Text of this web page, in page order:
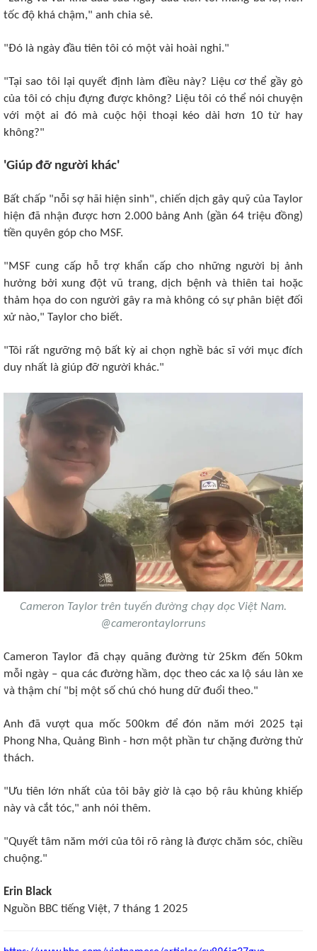
tốc độ khá chậm," anh chia sẻ.
"Đó là ngày đầu tiên tôi có một vài hoài nghi."
"Tại sao tôi lại quyết định làm điều này? Liệu cơ thể gầy gò
của tôi có chịu đựng được không? Liệu tôi có thể nói chuyện
với một ai đó mà cuộc hội thoại kéo dài hơn 10 từ hay
không?"
'Giúp đỡ người khác'
Bất chấp "nỗi sợ hãi hiện sinh", chiến dịch gây quỹ của Taylor
hiện đã nhận được hơn 2.000 bảng Anh (gần 64 triệu đồng)
tiền quyên góp cho MSF.
"MSF cung cấp hỗ trợ khẩn cấp cho những người bị ảnh
hưởng bởi xung đột vũ trang, dịch bệnh và thiên tai hoặc
thảm họa do con người gây ra mà không có sự phân biệt đối
xử nào," Taylor cho biết.
"Tôi rất ngưỡng mộ bất kỳ ai chọn nghề bác sĩ với mục đích
duy nhất là giúp đỡ người khác."
Cameron Taylor trên tuyến đường chạy dọc Việt Nam.
@camerontaylorruns
Cameron Taylor đã chạy quãng đường từ 25km đến 50km
mỗi ngày – qua các đường hầm, dọc theo các xa lộ sáu làn xe
và thậm chí "bị một số chú chó hung dữ đuổi theo."
Anh đã vượt qua mốc 500km để đón năm mới 2025 tại
Phong Nha, Quảng Bình - hơn một phần tư chặng đường thử
thách.
"Ưu tiên lớn nhất của tôi bây giờ là cạo bộ râu khủng khiếp
này và cắt tóc," anh nói thêm.
"Quyết tâm năm mới của tôi rõ ràng là được chăm sóc, chiều
chuộng."
Erin Black
Nguồn BBC tiếng Việt, 7 tháng 1 2025